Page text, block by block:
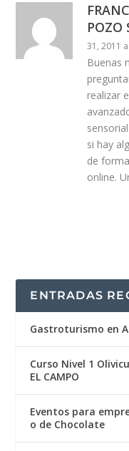
POZO
31, 2011
Buenas
realizar
si hay
de
online.
ENTRADAS
Gastroturismo en
Curso Nivel 1
EL CAMPO
Eventos para
o de Chocolate